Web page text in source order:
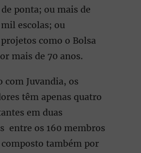
ponta; ou mais de
escolas; ou
como o Bolsa
mais de 70 anos.
com Juvandia, os
têm apenas quatro
em duas
entre os 160 membros
composto também por